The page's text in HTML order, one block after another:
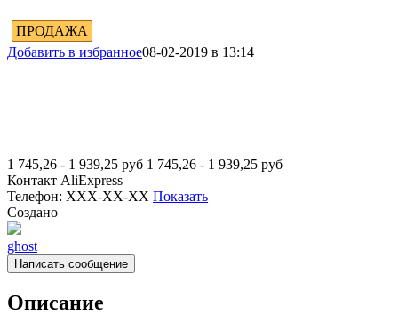
ПРОДАЖА
Добавить в избранное08-02-2019 в 13:14
1 745,26 - 1 939,25 руб 1 745,26 - 1 939,25 руб
Контакт AliExpress
Телефон: XXX-XX-XX Показать
Создано
ghost
Написать сообщение
Описание